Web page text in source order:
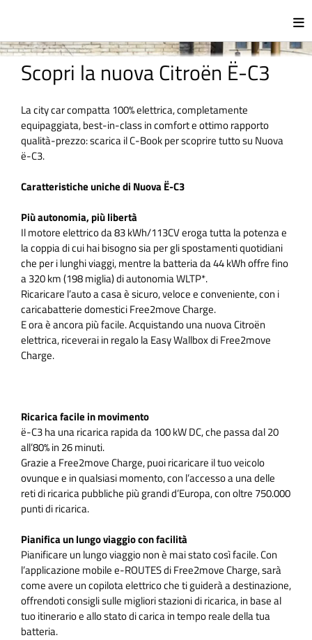
Scopri la nuova Citroën Ë-C3
La city car compatta 100% elettrica, completamente
equipaggiata, best-in-class in comfort e ottimo rapporto
qualità-prezzo: scarica il C-Book per scoprire tutto su Nuova
ë-C3.
Caratteristiche uniche di Nuova Ë-C3
Più autonomia, più libertà
Il motore elettrico da 83 kWh/113CV eroga tutta la potenza e
la coppia di cui hai bisogno sia per gli spostamenti quotidiani
che per i lunghi viaggi, mentre la batteria da 44 kWh offre fino
a 320 km (198 miglia) di autonomia WLTP*.
Ricaricare l’auto a casa è sicuro, veloce e conveniente, con i
caricabatterie domestici Free2move Charge.
E ora è ancora più facile. Acquistando una nuova Citroën
elettrica, riceverai in regalo la Easy Wallbox di Free2move
Charge.
Ricarica facile in movimento
ë-C3 ha una ricarica rapida da 100 kW DC, che passa dal 20
all’80% in 26 minuti.
Grazie a Free2move Charge, puoi ricaricare il tuo veicolo
ovunque e in qualsiasi momento, con l’accesso a una delle
reti di ricarica pubbliche più grandi d’Europa, con oltre 750.000
punti di ricarica.
Pianifica un lungo viaggio con facilità
Pianificare un lungo viaggio non è mai stato così facile. Con
l’applicazione mobile e-ROUTES di Free2move Charge, sarà
come avere un copilota elettrico che ti guiderà a destinazione,
offrendoti consigli sulle migliori stazioni di ricarica, in base al
tuo itinerario e allo stato di carica in tempo reale della tua
batteria.